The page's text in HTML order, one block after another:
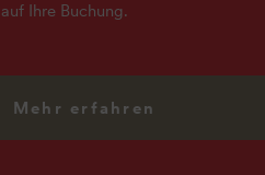
Ihre Buchung.
Mehr erfahren